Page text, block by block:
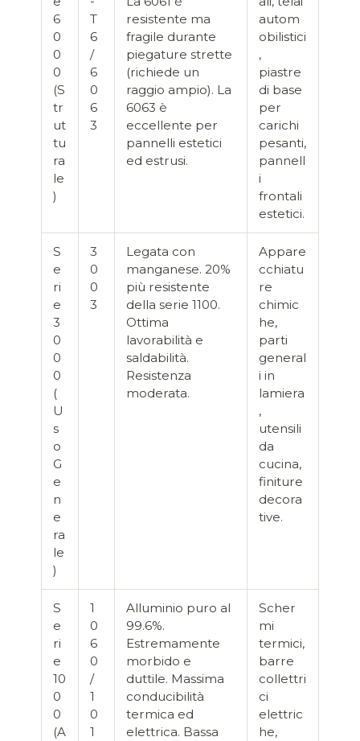
6
0
0
0
(S
tr
ut
tu
ra
le
)
T
6
/
6
0
6
3
resistente ma
fragile durante
piegature strette
(richiede un
raggio ampio). La
6063 è
eccellente per
pannelli estetici
ed estrusi.
autom
obilistici
,
piastre
di base
per
carichi
pesanti,
pannell
i
frontali
estetici.
S
e
ri
e
3
0
0
0
(
U
s
o
G
e
n
e
ra
le
)
3
0
0
3
Legata con
manganese. 20%
più resistente
della serie 1100.
Ottima
lavorabilità e
saldabilità.
Resistenza
moderata.
Appare
cchiatu
re
chimic
he,
parti
general
i in
lamiera
,
utensili
da
cucina,
finiture
decora
tive.
S
e
ri
e
10
0
0
(A
1
0
6
0
/
1
0
1
Alluminio puro al
99.6%.
Estremamente
morbido e
duttile. Massima
conducibilità
termica ed
elettrica. Bassa
Scher
mi
termici,
barre
collettri
ci
elettric
he,